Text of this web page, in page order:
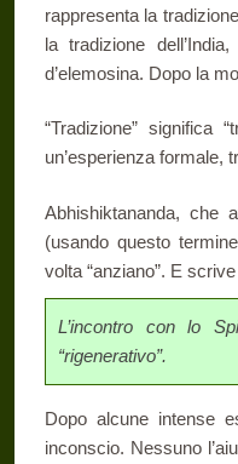
rappresenta la
la tradizione
d’elemosina. Dopo la
“Tradizione” significa
un’esperienza formale,
Abhishiktananda, che
(usando questo
volta “anziano”. E
L’incontro con lo
“rigenerativo”.
Dopo alcune intense
inconscio. Nessuno